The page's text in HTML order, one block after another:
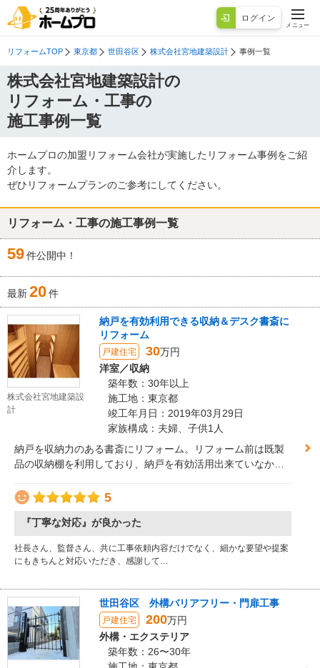
ログイン
メニュー
リフォームTOP 東京都 世田谷区 株式会社宮地建築設計 事例一覧
株式会社宮地建築設計の
リフォーム・工事の
施工事例一覧
ホームプロの加盟リフォーム会社が実施したリフォーム事例をご紹
介します。
ぜひリフォームプランのご参考にしてください。
リフォーム・工事の施工事例一覧
59件公開中！
最新20件
株式会社宮地建築設
計
納戸を有効利用できる収納＆デスク書斎に
リフォーム
戸建住宅 30万円
洋室／収納
築年数：30年以上
施工地：東京都
竣工年月日：2019年03月29日
家族構成：夫婦、子供1人
納戸を収納力のある書斎にリフォーム。リフォーム前は既製
品の収納棚を利用しており、納戸を有効活用出来ていなかっ
る書斎空間に生まれ変わる事が出来ました。床はｸｯｼｮﾝ性のあ
おります。壁、天井はお施主様とご相談の上、現状のままで
寸法もご主人とお打合せの上で計画しております。
5
『丁寧な対応』が良かった
社長さん、監督さん、共に工事依頼内容だけでなく、細かな要望や提案
にもきちんと対応いただき、感謝して…
世田谷区 外構バリアフリー・門扉工事
戸建住宅 200万円
外構・エクステリア
築年数：26〜30年